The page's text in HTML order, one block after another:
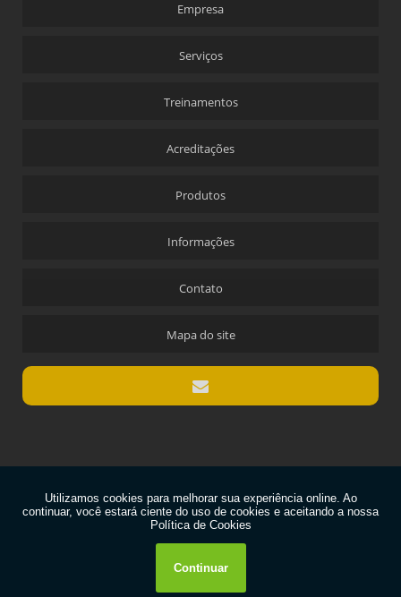
Empresa
Serviços
Treinamentos
Acreditações
Produtos
Informações
Contato
Mapa do site
W3C
W3C